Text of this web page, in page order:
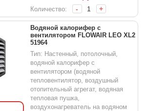
Количество: - +
Водяной калорифер с
вентилятором FLOWAIR LEO XL2
51964
Тип: Настенный, потолочный,
водяной калорифер с
вентилятором (водяной
тепловентилятор, воздушный
отопительный агрегат, водяная
тепловая пушка,
воздухонагреватель на водяном